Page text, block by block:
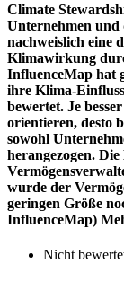
Climate
Unternehmen und
nachweislich eine
Klimawirkung
InfluenceMap hat
ihre Klima-
bewertet. Je
orientieren, desto
sowohl
herangezogen.
wurde der
geringen Größe
InfluenceMap)
Nicht